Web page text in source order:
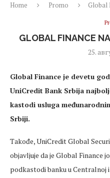
Home Promo Global
GLOBAL FINANCE
25.
Global Finance je devetu
UniCredit Bank Srbija
kastodi usluga
Srbiji.
Takođe, UniCredit Global
objavljuje da je Global Finance
podkastodi banku u Centralnoj